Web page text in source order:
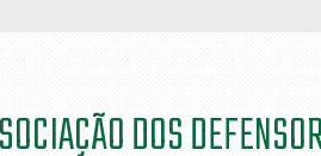
DOS